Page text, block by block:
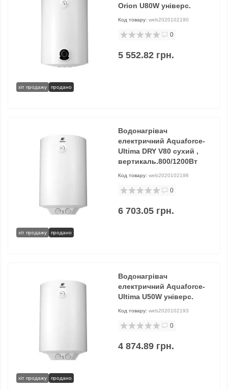
хіт продажу продано
Orion U80W універс.
Код товару: web2020102190
0
5 552.82 грн.
хіт продажу продано
Водонагрівач
електричний Aquaforce-
Ultima DRY V80 сухий ,
вертикаль.800/1200Вт
Код товару: web2020102198
0
6 703.05 грн.
хіт продажу продано
Водонагрівач
електричний Aquaforce-
Ultima U50W універс.
Код товару: web2020102193
0
4 874.89 грн.